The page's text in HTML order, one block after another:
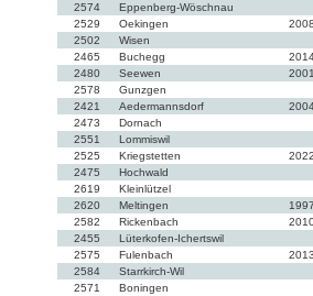
2574
Eppenberg-Wöschnau
2529
Oekingen
2502
Wisen
2465
Buchegg
2480
Seewen
2578
Gunzgen
2421
Aedermannsdorf
2473
Dornach
2551
Lommiswil
2525
Kriegstetten
2475
Hochwald
2619
Kleinlützel
2620
Meltingen
2582
Rickenbach
2455
Lüterkofen-Ichertswil
2575
Fulenbach
2584
Starrkirch-Wil
2571
Boningen